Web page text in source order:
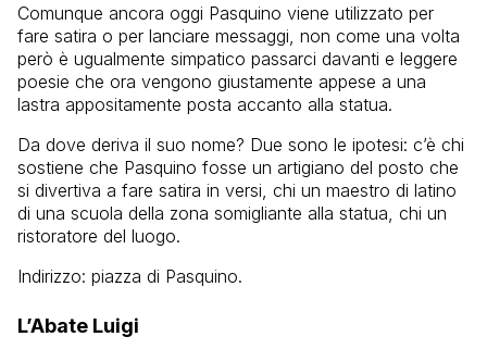
Comunque ancora oggi Pasquino viene utilizzato per
fare satira o per lanciare messaggi, non come una volta
però è ugualmente simpatico passarci davanti e leggere
poesie che ora vengono giustamente appese a una
lastra appositamente posta accanto alla statua.
Da dove deriva il suo nome? Due sono le ipotesi: c’è chi
sostiene che Pasquino fosse un artigiano del posto che
si divertiva a fare satira in versi, chi un maestro di latino
di una scuola della zona somigliante alla statua, chi un
ristoratore del luogo.
Indirizzo: piazza di Pasquino.
L’Abate Luigi